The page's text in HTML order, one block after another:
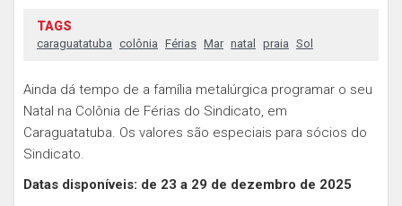
TAGS
caraguatatuba colônia Férias Mar natal praia Sol
Ainda dá tempo de a família metalúrgica programar o seu
Natal na Colônia de Férias do Sindicato, em
Caraguatatuba. Os valores são especiais para sócios do
Sindicato.
Datas disponíveis: de 23 a 29 de dezembro de 2025